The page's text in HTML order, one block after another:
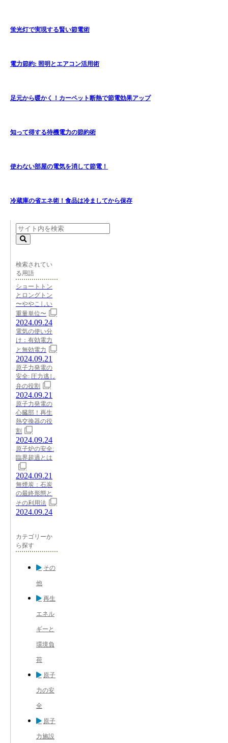
蛍光灯で実現する賢い節電術
電力節約: 照明とエアコン活用術
足元から暖かく！カーペット断熱で節電効果アップ
知って得する待機電力の節約術
使わない部屋の電気を消して節電！
冷蔵庫の省エネ術！食品は冷ましてから保存
検索されてい
る用語
ショートトン
とロングトン
〜ややこしい
重量単位〜
2024.09.24
電気の使い分
け：有効電力
と無効電力
2024.09.21
原子力発電の
安全: 圧力逃し
弁の役割
2024.09.21
原子力発電の
心臓部！再生
熱交換器の役
割
2024.09.24
原子炉の安全:
臨界超過とは
2024.09.21
無煙炭：石炭
の最終形態と
その利用法
2024.09.24
カテゴリーか
ら探す
その
他
再生
エネル
ギーと
環境負
荷
原子
力の安
全
原子
力施設